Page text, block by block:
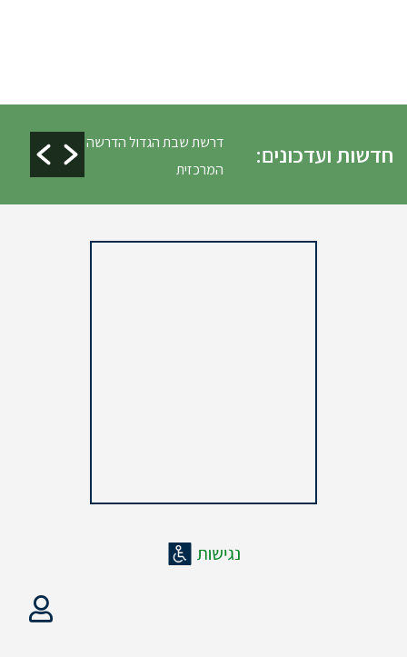
חדשות ועדכונים:
דרשת שבת הגדול הדרשה
המרכזית